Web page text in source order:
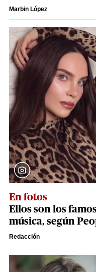
Marbin López
En fotos
Ellos son los
música, según
Redacción